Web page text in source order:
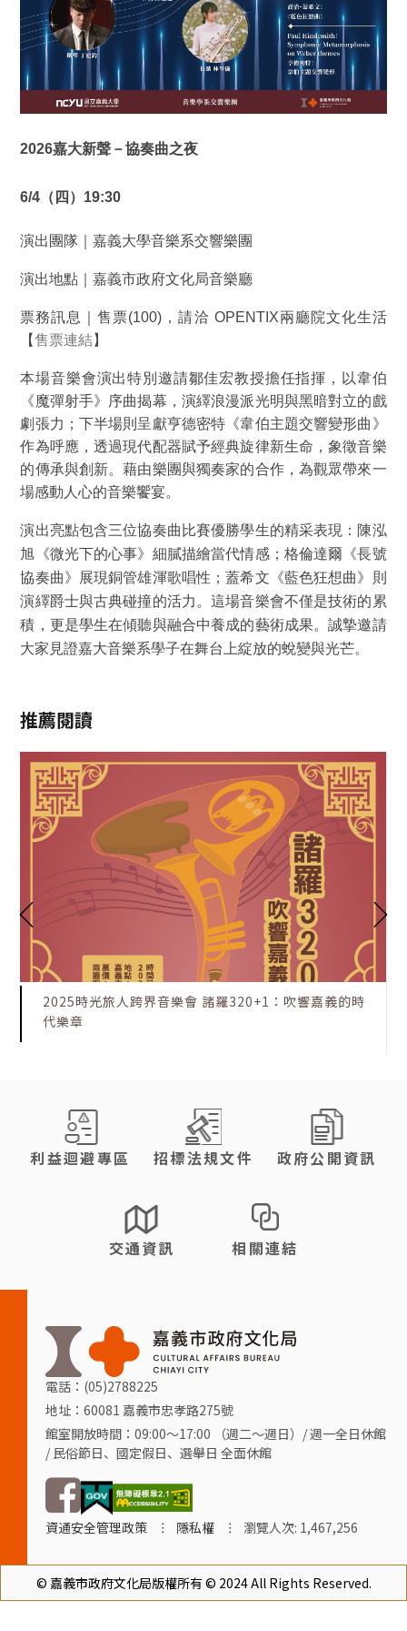
2026嘉大新聲－協奏曲之夜
6/4 （四）19:30
演出團隊｜嘉義大學音樂系交響樂團
演出地點｜嘉義市政府文化局音樂廳
票務訊息｜售票(100)，請洽 OPENTIX兩廳院文化生活
【售票連結 】
本場音樂會演出特別邀請鄒佳宏教授擔任指揮，以韋伯
《魔彈射手》序曲揭幕，演繹浪漫派光明與黑暗對立的戲
劇張力；下半場則呈獻亨德密特《韋伯主題交響變形曲》
作為呼應，透過現代配器賦予經典旋律新生命，象徵音樂
的傳承與創新。藉由樂團與獨奏家的合作，為觀眾帶來一
場感動人心的音樂饗宴。
演出亮點包含三位協奏曲比賽優勝學生的精采表現：陳泓
旭《微光下的心事》細膩描繪當代情感；格倫達爾《長號
協奏曲》展現銅管雄渾歌唱性；蓋希文《藍色狂想曲》則
演繹爵士與古典碰撞的活力。這場音樂會不僅是技術的累
積，更是學生在傾聽與融合中養成的藝術成果。誠摯邀請
大家見證嘉大音樂系學子在舞台上綻放的蛻變與光芒。
推薦閱讀
2025時光旅人跨界音樂會 諸羅320+1：吹響嘉義的時
代樂章
利益迴避專區 招標法規文件 政府公開資訊
交通資訊 相關連結
電話：(05)2788225
地址：60081 嘉義市忠孝路275號
館室開放時間：09:00～17:00 （週二～週日）/ 週一全日休館
/ 民俗節日、國定假日、選舉日 全面休館
FB
資通安全管理政策 隱私權 瀏覽人次: 1,467,256
© 嘉義市政府文化局版權所有 © 2024 All Rights Reserved.